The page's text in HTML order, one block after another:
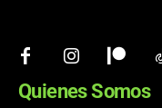
Quienes Somos